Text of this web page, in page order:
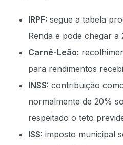
IRPF: segue a tabela
Renda e pode chegar a
Carnê-Leão:
para rendimentos
INSS: contribuição
normalmente de 20%
respeitado o teto
ISS: imposto municipal